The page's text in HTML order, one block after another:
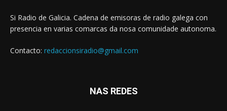
Si Radio de Galicia. Cadena de emisoras de radio galega con
presencia en varias comarcas da nosa comunidade autonoma.
Contacto: redaccionsiradio@gmail.com
NAS REDES